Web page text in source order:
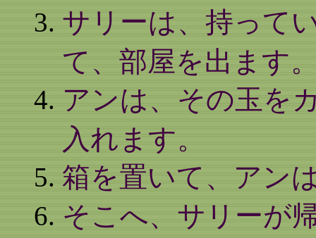
サリーは、持って
て、部屋を出ます
アンは、その玉を
入れます。
箱を置いて、アン
そこへ、サリーが